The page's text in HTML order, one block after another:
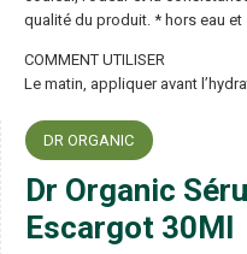
qualité du produit. * hors eau et
COMMENT UTILISER
Le matin, appliquer avant
DR ORGANIC
Dr Organic
Escargot 30Ml